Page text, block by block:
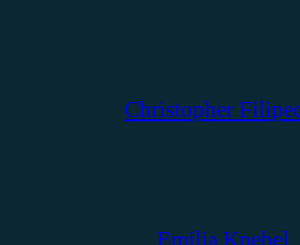
Christopher
Emilia Knebel